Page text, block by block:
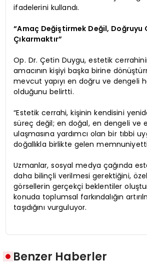
ifadelerini kullandı.
“Amaç Değiştirmek Değil, Doğruyu
Çıkarmaktır”
Op. Dr. Çetin Duygu, estetik
amacının kişiyi başka birine
mevcut yapıyı en doğru ve dengeli
olduğunu belirtti.
“Estetik cerrahi, kişinin kendisini
süreç değil; en doğal, en dengeli ve
ulaşmasına yardımcı olan bir tıbbi
doğallıkla birlikte gelen
Uzmanlar, sosyal medya çağında
daha bilinçli verilmesi gerektiğini,
görsellerin gerçekçi beklentiler
konuda toplumsal farkındalığın
taşıdığını vurguluyor.
Benzer Haberler